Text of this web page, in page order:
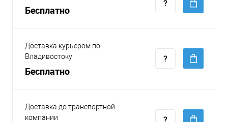
Бесплатно
Доставка курьером по
Владивостоку
Бесплатно
Доставка до транспортной
компании